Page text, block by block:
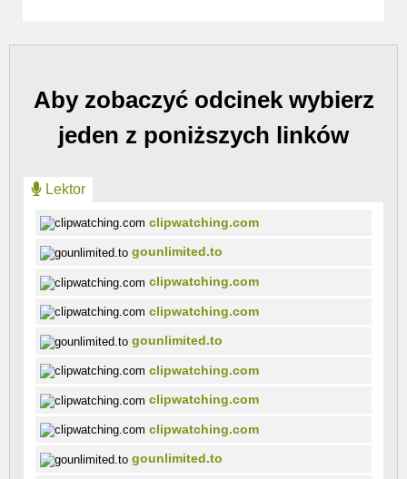
Aby zobaczyć odcinek wybierz
jeden z poniższych linków
Lektor
clipwatching.com
gounlimited.to
clipwatching.com
clipwatching.com
gounlimited.to
clipwatching.com
clipwatching.com
clipwatching.com
gounlimited.to